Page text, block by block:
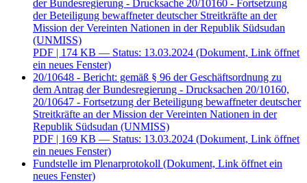
der Bundesregierung - Drucksache 20/10160 - Fortsetzung
der Beteiligung bewaffneter deutscher Streitkräfte an der
Mission der Vereinten Nationen in der Republik Südsudan
(UNMISS)
PDF | 174 KB — Status: 13.03.2024 (Dokument, Link öffnet
ein neues Fenster)
20/10648 - Bericht: gemäß § 96 der Geschäftsordnung zu
dem Antrag der Bundesregierung - Drucksachen 20/10160,
20/10647 - Fortsetzung der Beteiligung bewaffneter deutscher
Streitkräfte an der Mission der Vereinten Nationen in der
Republik Südsudan (UNMISS)
PDF | 169 KB — Status: 13.03.2024 (Dokument, Link öffnet
ein neues Fenster)
Fundstelle im Plenarprotokoll (Dokument, Link öffnet ein
neues Fenster)